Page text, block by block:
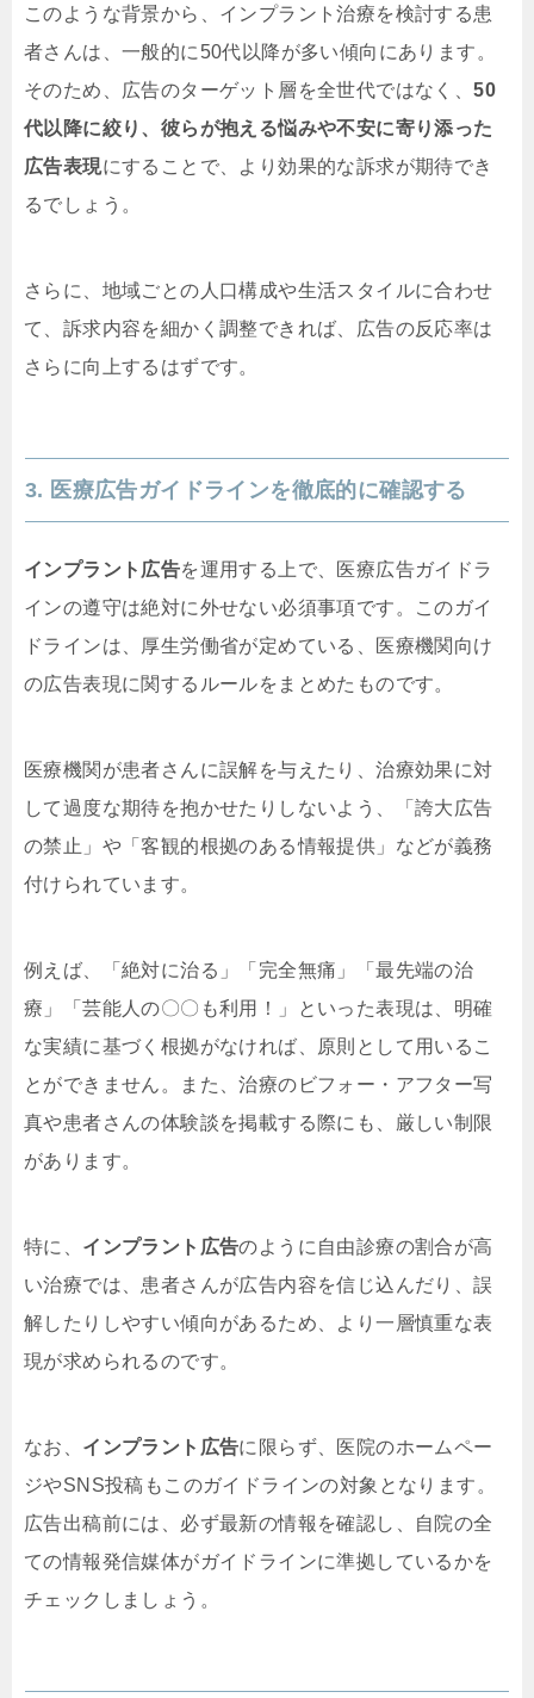
このような背景から、インプラント治療を検討する患
者さんは、一般的に50代以降が多い傾向にあります。
そのため、広告のターゲット層を全世代ではなく、50
代以降に絞り、彼らが抱える悩みや不安に寄り添った
広告表現にすることで、より効果的な訴求が期待でき
るでしょう。
さらに、地域ごとの人口構成や生活スタイルに合わせ
て、訴求内容を細かく調整できれば、広告の反応率は
さらに向上するはずです。
3. 医療広告ガイドラインを徹底的に確認する
インプラント広告を運用する上で、医療広告ガイドラ
インの遵守は絶対に外せない必須事項です。このガイ
ドラインは、厚生労働省が定めている、医療機関向け
の広告表現に関するルールをまとめたものです。
医療機関が患者さんに誤解を与えたり、治療効果に対
して過度な期待を抱かせたりしないよう、「誇大広告
の禁止」や「客観的根拠のある情報提供」などが義務
付けられています。
例えば、「絶対に治る」「完全無痛」「最先端の治
療」「芸能人の〇〇も利用！」といった表現は、明確
な実績に基づく根拠がなければ、原則として用いるこ
とができません。また、治療のビフォー・アフター写
真や患者さんの体験談を掲載する際にも、厳しい制限
があります。
特に、 インプラント広告のように自由診療の割合が高
い治療では、患者さんが広告内容を信じ込んだり、誤
解したりしやすい傾向があるため、より一層慎重な表
現が求められるのです。
なお、 インプラント広告に限らず、医院のホームペー
ジやSNS投稿もこのガイドラインの対象となります。
広告出稿前には、必ず最新の情報を確認し、自院の全
ての情報発信媒体がガイドラインに準拠しているかを
チェックしましょう。